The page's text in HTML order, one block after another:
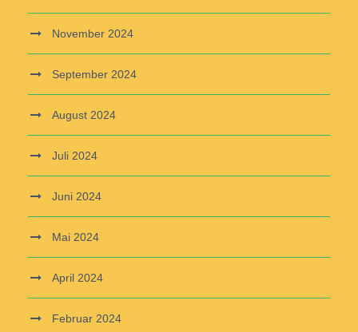
November 2024
September 2024
August 2024
Juli 2024
Juni 2024
Mai 2024
April 2024
Februar 2024